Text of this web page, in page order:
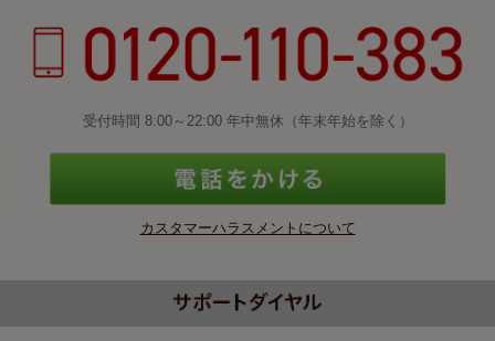
受付時間 8:00～22:00 年中無休（年末年始を除く）
カスタマーハラスメントについて